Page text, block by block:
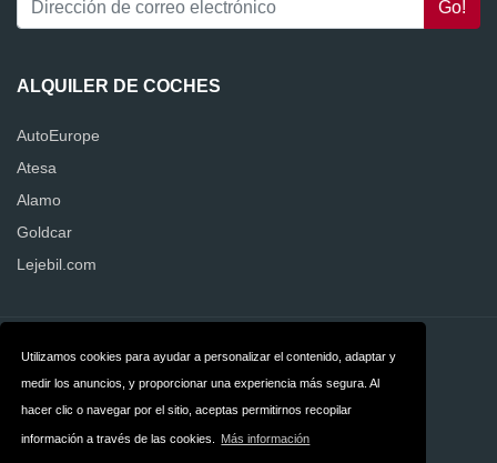
Utilizamos cookies para ayudar a personalizar el contenido, adaptar y
medir los anuncios, y proporcionar una experiencia más segura. Al
hacer clic o navegar por el sitio, aceptas permitirnos recopilar
información a través de las cookies. Más información
ALQUILER DE COCHES
AutoEurope
Atesa
Alamo
Goldcar
Lejebil.com
Contacto Privacidad
Términos y